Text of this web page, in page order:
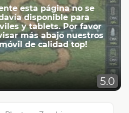
esta página no se
disponible para
y tablets. Por favor
más abajo nuestros
de calidad top!
5.0